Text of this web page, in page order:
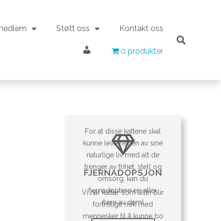
Støtt oss Kontakt oss
Min konto 0 produkter
0 produkter
FJERNADOPSJON
Vi har katter som aldri blir
fortrolige nok med
mennesker til å kunne bo
For at disse kattene skal
kunne leve resten av sine
naturlige liv med alt de
trenger av frihet, stell og
omsorg, kan du
fjernadoptere en eller
flere av dem!